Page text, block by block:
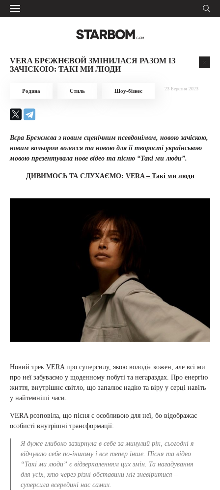
VERA БРЄЖНЄВОЙ ЗМІНИЛАСЯ РАЗОМ ІЗ
ЗАЧІСКОЮ: ТАКІ МИ ЛЮДИ
Родина Стиль Шоу-бізнес 23 Березня 2023
Вєра Брєжнєва з новим сценічним псевдонімом, новою зачіскою,
новим кольором волосся та новою для її творості українською
мовою презентувала нове відео та пісню “Такі ми люди”.
ДИВИМОСЬ ТА СЛУХАЄМО: VERA – Такі ми люди
Новий трек VERA про суперсилу, якою володіє кожен, але всі ми
про неї забуваємо у щоденному побуті та негараздах. Про енергію
життя, внутрішнє світло, що запалює надію та віру у серці навіть
у найтемніші часи.
VERA розповіла, що пісня є особливою для неї, бо відображає
особисті внутрішні трансформації:
Я дуже глибоко зазирнула в себе за минулий рік, сьогодні я
відчуваю себе по-іншому і все тепер інше. Пісня та відео
“Такі ми люди” є відзеркаленням цих змін. Та нагадування
для усіх, хто через різні обставини міг зневіритися –
суперсила всередині нас самих.